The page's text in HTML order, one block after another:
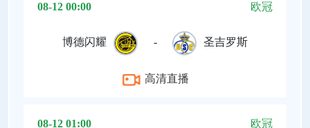
08-12 00:00 欧冠
博德闪耀 - 圣吉罗斯
高清直播
08-12 01:00 欧冠